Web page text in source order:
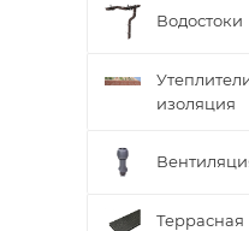
Водостоки
изоляция
Террасная